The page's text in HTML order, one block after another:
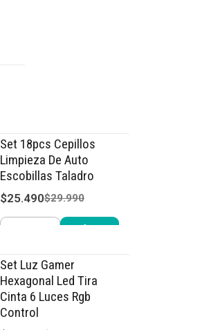
-15% OFF
Set 18pcs Cepillos
Limpieza De Auto
Escobillas Taladro
$25.490$29.990
-20% OFF
Set Luz Gamer
Hexagonal Led Tira
Cinta 6 Luces Rgb
Control